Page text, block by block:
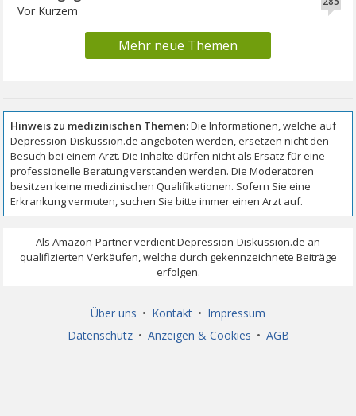
Vor Kurzem
Mehr neue Themen
Über uns • Kontakt • Impressum
Datenschutz • Anzeigen & Cookies • AGB